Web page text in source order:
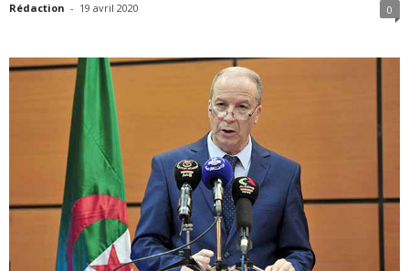
Rédaction - 19 avril 2020 0